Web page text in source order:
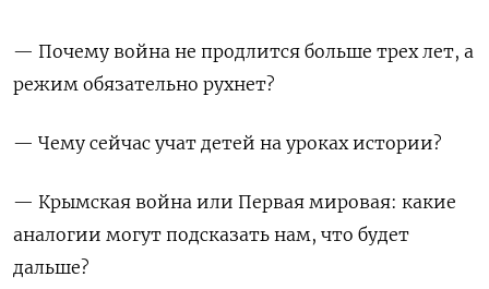
— Почему война не продлится больше трех лет, а
режим обязательно рухнет?
— Чему сейчас учат детей на уроках истории?
— Крымская война или Первая мировая: какие
аналогии могут подсказать нам, что будет
дальше?